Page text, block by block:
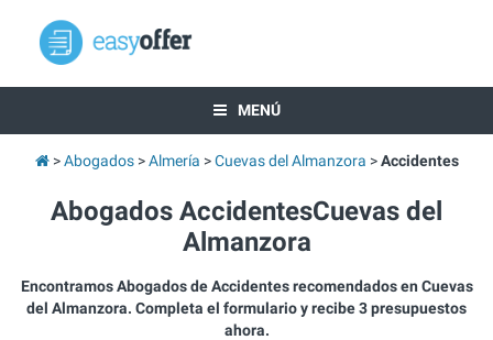
MENÚ
Abogados Almería Cuevas del Almanzora Accidentes
Abogados AccidentesCuevas del
Almanzora
Encontramos Abogados de Accidentes recomendados en Cuevas
del Almanzora. Completa el formulario y recibe 3 presupuestos
ahora.